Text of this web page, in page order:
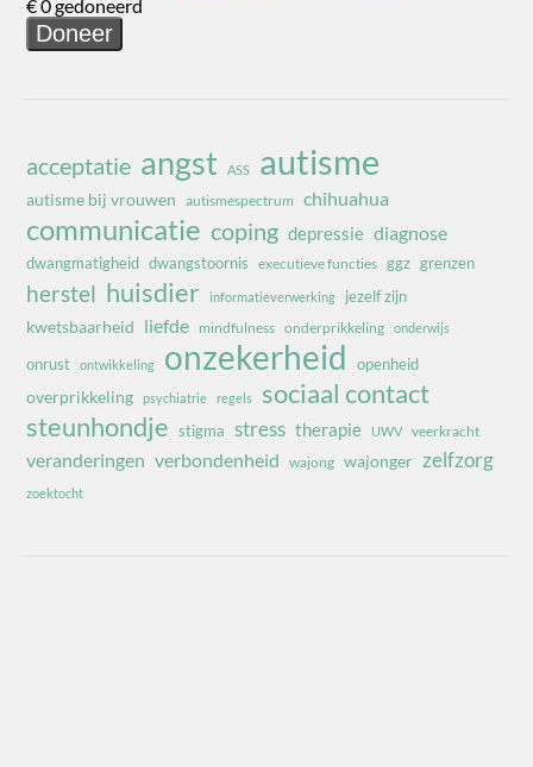
acceptatie angst ASS autisme
autisme bij vrouwen autismespectrum chihuahua
communicatie coping depressie diagnose
dwangmatigheid dwangstoornis executieve functies ggz grenzen
herstel huisdier informatieverwerking jezelf zijn
kwetsbaarheid liefde mindfulness onderprikkeling onderwijs
onrust ontwikkeling onzekerheid openheid
overprikkeling psychiatrie regels
sociaal contact
steunhondje stigma stress therapie UWV veerkracht
veranderingen verbondenheid wajong wajonger zelfzorg
zoektocht